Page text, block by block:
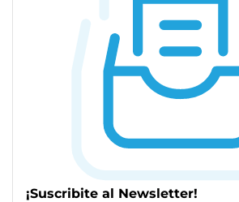
¡Suscribite al Newsletter!